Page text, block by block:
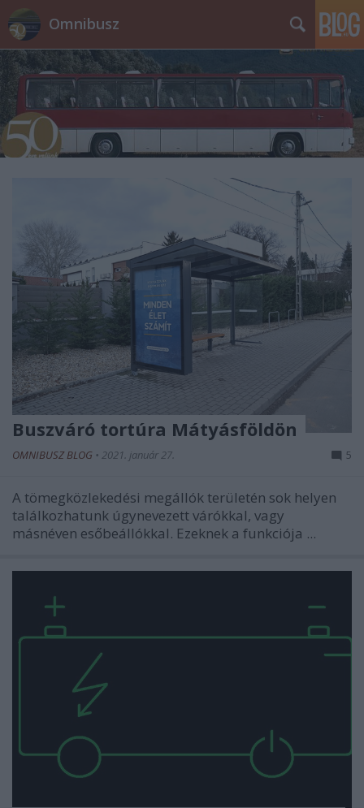
Omnibusz
Buszváró tortúra Mátyásföldön
OMNIBUSZ BLOG • 2021. január 27. 5
A tömegközlekedési megállók területén sok helyen
találkozhatunk úgynevezett várókkal, vagy
másnéven esőbeállókkal. Ezeknek a funkciója ...